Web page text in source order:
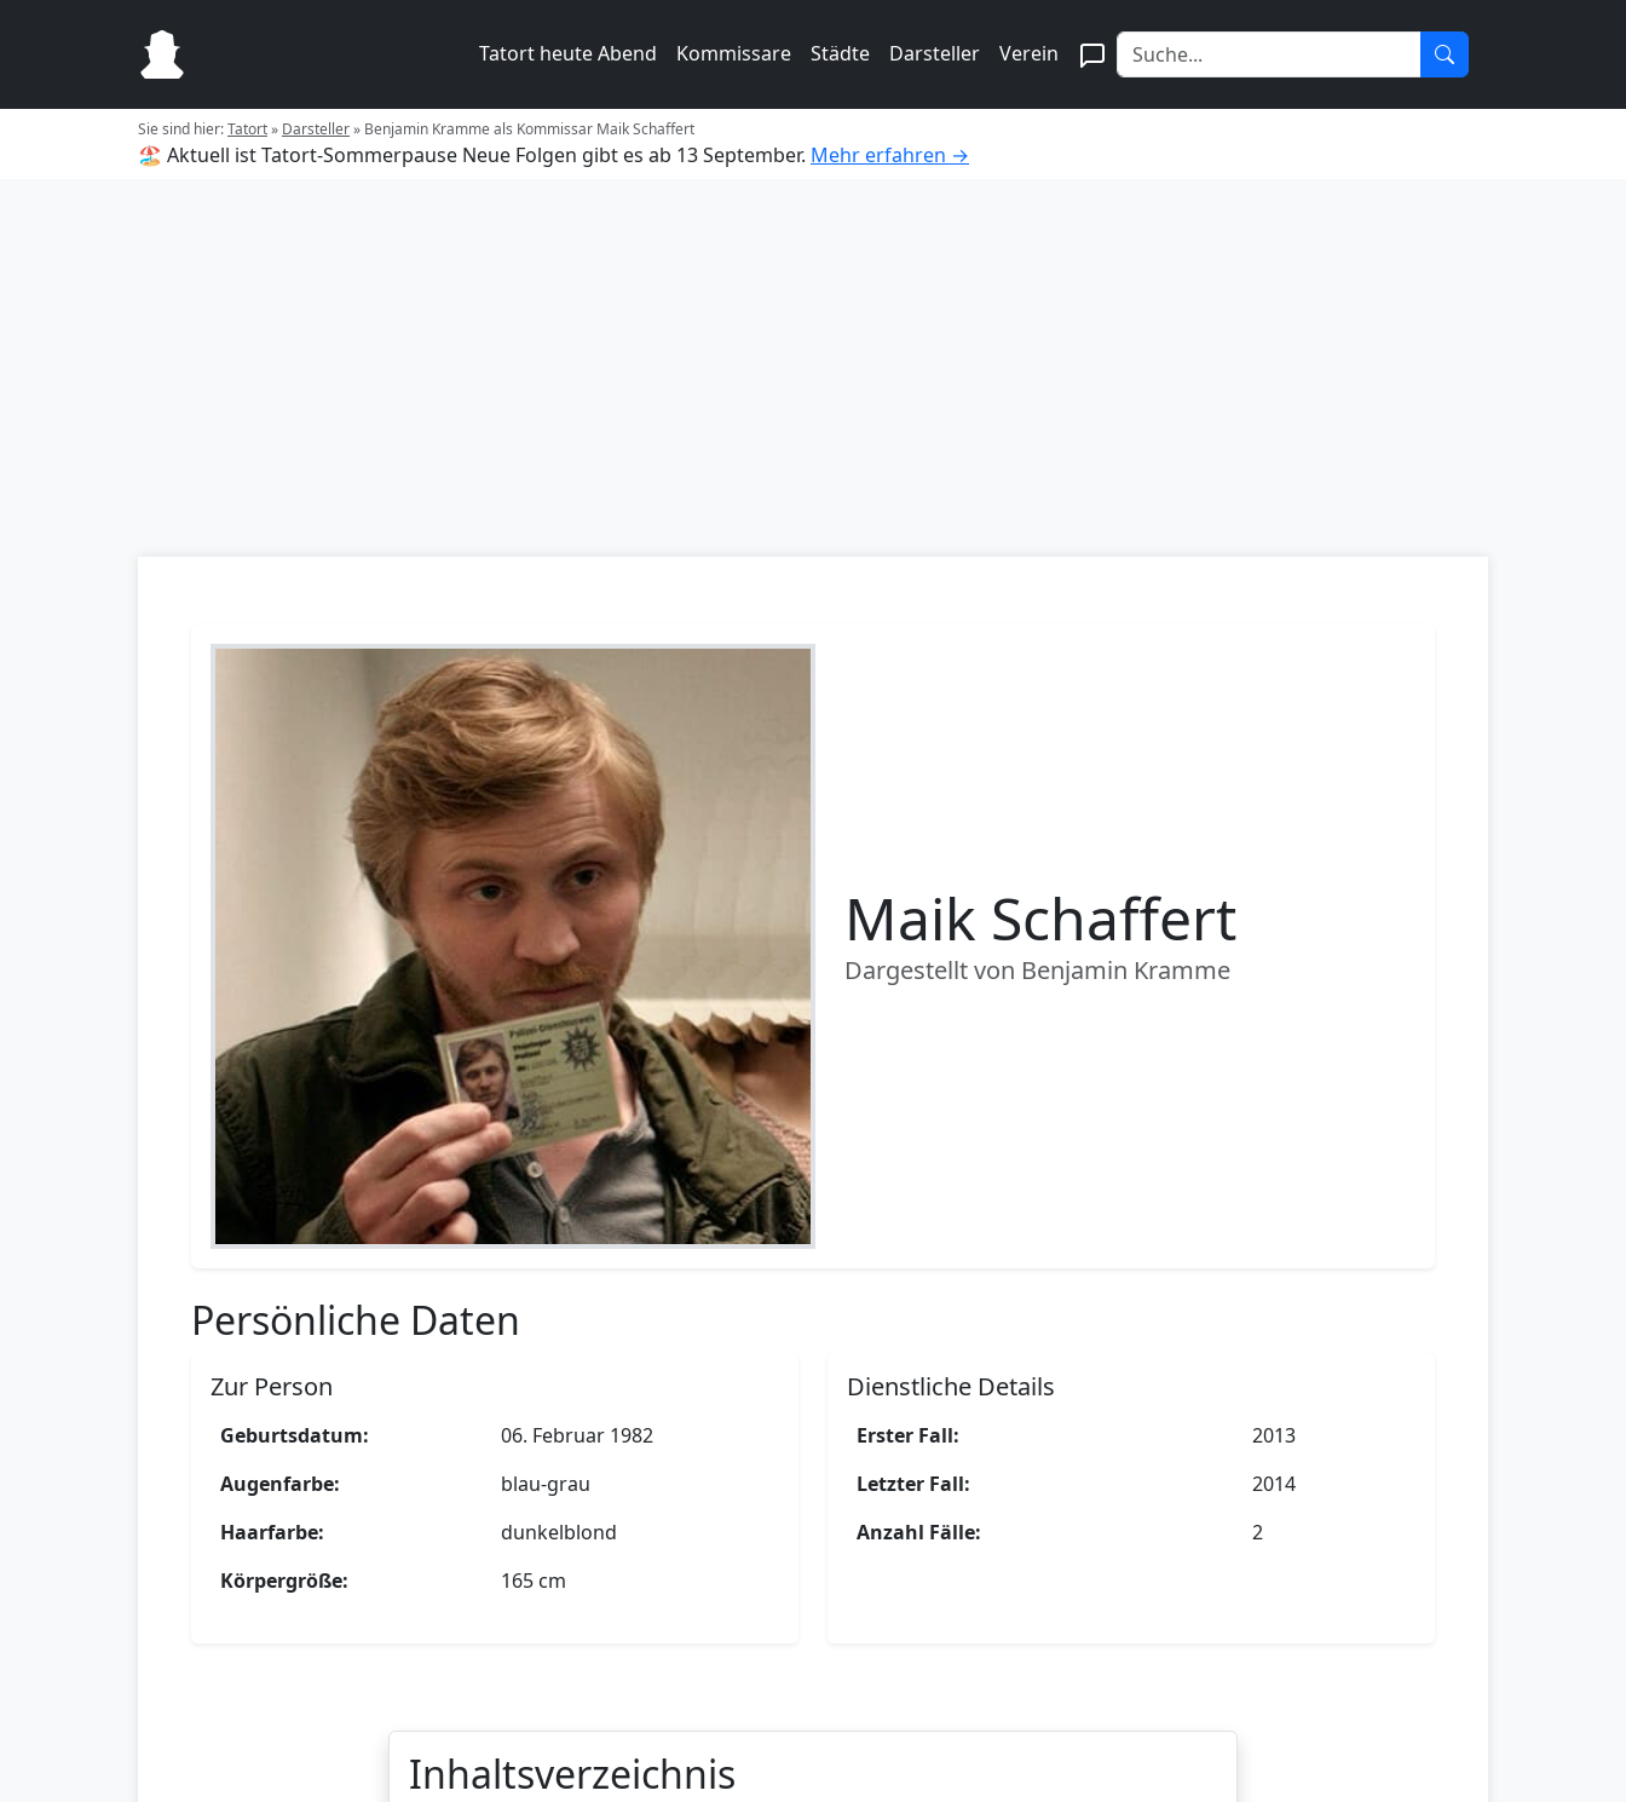
Tatort heute Abend Kommissare Städte Darsteller Verein
Sie sind hier:Tatort» Darsteller» Benjamin Kramme als Kommissar Maik Schaffert
🏖️ Aktuell ist Tatort-Sommerpause Neue Folgen gibt es ab 13 September. Mehr erfahren →
Maik Schaffert
Dargestellt von Benjamin Kramme
Persönliche Daten
Zur Person
Geburtsdatum:
06. Februar 1982
Augenfarbe:
blau-grau
Haarfarbe:
dunkelblond
Körpergröße:
165 cm
Dienstliche Details
Erster Fall:
2013
Letzter Fall:
2014
Anzahl Fälle:
2
Inhaltsverzeichnis